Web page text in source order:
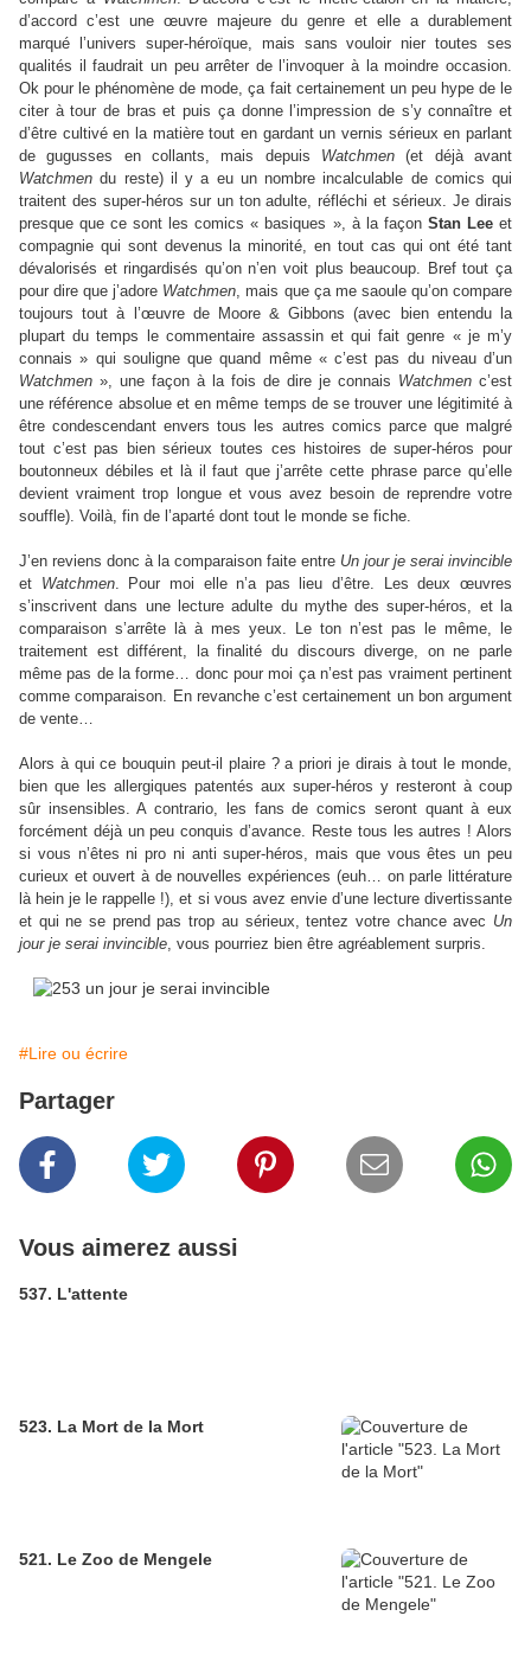
d’accord c’est une œuvre majeure du genre et elle a durablement
marqué l’univers super-héroïque, mais sans vouloir nier toutes ses
qualités il faudrait un peu arrêter de l’invoquer à la moindre occasion.
Ok pour le phénomène de mode, ça fait certainement un peu hype de le
citer à tour de bras et puis ça donne l’impression de s’y connaître et
d’être cultivé en la matière tout en gardant un vernis sérieux en parlant
de gugusses en collants, mais depuis Watchmen (et déjà avant
Watchmen du reste) il y a eu un nombre incalculable de comics qui
traitent des super-héros sur un ton adulte, réfléchi et sérieux. Je dirais
presque que ce sont les comics « basiques », à la façon Stan Leeet
compagnie qui sont devenus la minorité, en tout cas qui ont été tant
dévalorisés et ringardisés qu’on n’en voit plus beaucoup. Bref tout ça
pour dire que j’adore Watchmen, mais que ça me saoule qu’on compare
toujours tout à l’œuvre de Moore & Gibbons (avec bien entendu la
plupart du temps le commentaire assassin et qui fait genre « je m’y
connais » qui souligne que quand même « c’est pas du niveau d’un
Watchmen », une façon à la fois de dire je connais Watchmen c’est
une référence absolue et en même temps de se trouver une légitimité à
être condescendant envers tous les autres comics parce que malgré
tout c’est pas bien sérieux toutes ces histoires de super-héros pour
boutonneux débiles et là il faut que j’arrête cette phrase parce qu’elle
devient vraiment trop longue et vous avez besoin de reprendre votre
souffle). Voilà, fin de l’aparté dont tout le monde se fiche.
J’en reviens donc à la comparaison faite entre Un jour je serai invincible
et Watchmen. Pour moi elle n’a pas lieu d’être. Les deux œuvres
s’inscrivent dans une lecture adulte du mythe des super-héros, et la
comparaison s’arrête là à mes yeux. Le ton n’est pas le même, le
traitement est différent, la finalité du discours diverge, on ne parle
même pas de la forme… donc pour moi ça n’est pas vraiment pertinent
comme comparaison. En revanche c’est certainement un bon argument
de vente…
Alors à qui ce bouquin peut-il plaire ? a priori je dirais à tout le monde,
bien que les allergiques patentés aux super-héros y resteront à coup
sûr insensibles. A contrario, les fans de comics seront quant à eux
forcément déjà un peu conquis d’avance. Reste tous les autres ! Alors
si vous n’êtes ni pro ni anti super-héros, mais que vous êtes un peu
curieux et ouvert à de nouvelles expériences (euh… on parle littérature
là hein je le rappelle !), et si vous avez envie d’une lecture divertissante
et qui ne se prend pas trop au sérieux, tentez votre chance avec Un
jour je serai invincible, vous pourriez bien être agréablement surpris.
#Lire ou écrire
Partager
Vous aimerez aussi
537. L'attente
523. La Mort de la Mort
521. Le Zoo de Mengele